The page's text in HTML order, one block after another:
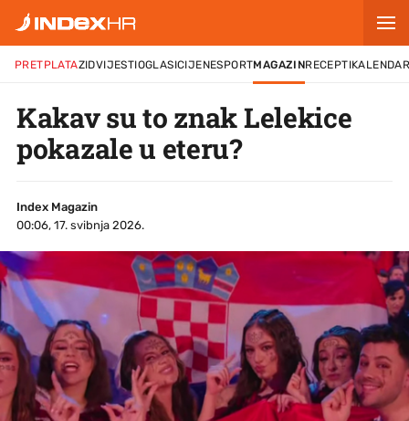
PRETPLATAZIDVIJESTIOGLASICIJENESPORTMAGAZINRECEPTI
Kakav su to znak Lelekice
pokazale u eteru?
Index Magazin
00:06, 17. svibnja 2026.